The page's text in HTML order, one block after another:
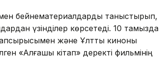
бейнематериалдарды таныстырып,
үзінділер көрсетеді. 10 тамызда
және Ұлттық киноны
«Алғашқы кітап» деректі фильмінің